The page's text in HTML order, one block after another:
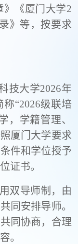
》《厦门大学2
》等，按要求
技大学2026年
称“2026级联培
，学籍管理、
厦门大学要求
件和学位授予
证书。
双导师制，由
同安排导师。
同协商，合理
。